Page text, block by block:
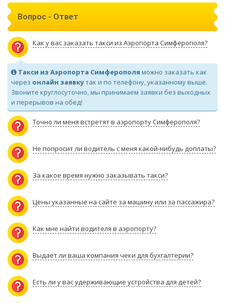
Вопрос - Ответ
Как у вас заказать такси из Аэропорта Симферополя?
Такси из Аэропорта Симферополя можно заказать как
через онлайн заявкутак и по телефону, указанному выше.
Звоните круглосуточно, мы принимаем заявки без выходных
и перерывов на обед!
Точно ли меня встретят в аэропорту Симферополя?
Не попросит ли водитель с меня какой-нибудь доплаты?
За какое время нужно заказывать такси?
Цены указанные на сайте за машину или за пассажира?
Как мне найти водителя в аэропорту?
Выдает ли ваша компания чеки для бухгалтерии?
Есть ли у вас удерживающие устройства для детей?